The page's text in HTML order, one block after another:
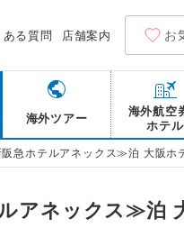
ある質問 店舗案内 お
海外ツアー
海外航空
ホテル
急ホテルアネックス≫泊 大阪ホ
アネックス≫泊